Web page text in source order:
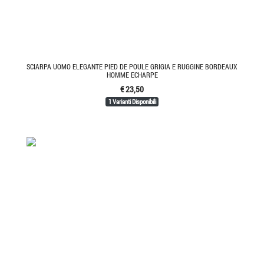
SCIARPA UOMO ELEGANTE PIED DE POULE GRIGIA E RUGGINE BORDEAUX
HOMME ECHARPE
€ 23,50
1 Varianti Disponibili